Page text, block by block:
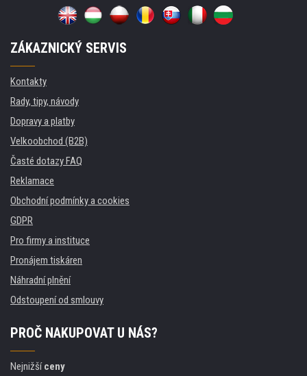
ZÁKAZNICKÝ SERVIS
Kontakty
Rady, tipy, návody
Dopravy a platby
Velkoobchod (B2B)
Časté dotazy FAQ
Reklamace
Obchodní podmínky a cookies
GDPR
Pro firmy a instituce
Pronájem tiskáren
Náhradní plnění
Odstoupení od smlouvy
PROČ NAKUPOVAT U NÁS?
Nejnižšíceny